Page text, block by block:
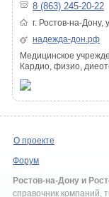
8 (863) 245-20-22
г. Ростов-на-
надежда-дон.рф
Медицинское
Кардио, физио,
О проекте
Форум
Ростов-на-Дону и
справочник компаний,